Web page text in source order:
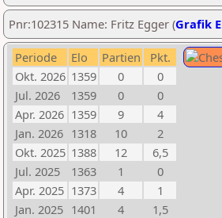
Pnr:102315 Name: Fritz Egger (Grafik
Periode Elo Partien
Pkt.
Okt. 2026 1359 0
0
Jul. 2026
1359 0
0
Apr. 2026 1359 9
4
Jan. 2026 1318 10
2
Okt. 2025 1388 12
6,5
Jul. 2025
1363 1
0
Apr. 2025 1373 4
1
Jan. 2025 1401 4
1,5